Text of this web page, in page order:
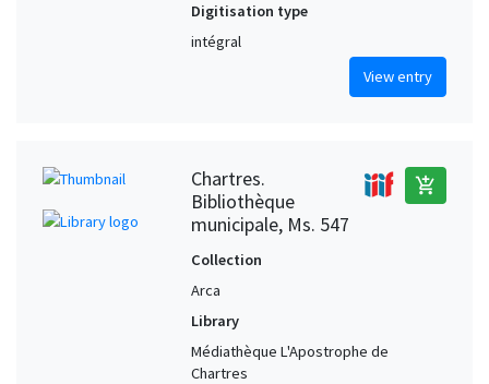
Digitisation type
intégral
View entry
Chartres.
Bibliothèque
municipale, Ms. 547
add_shopping_cart
Collection
Arca
Library
Médiathèque L'Apostrophe de
Chartres